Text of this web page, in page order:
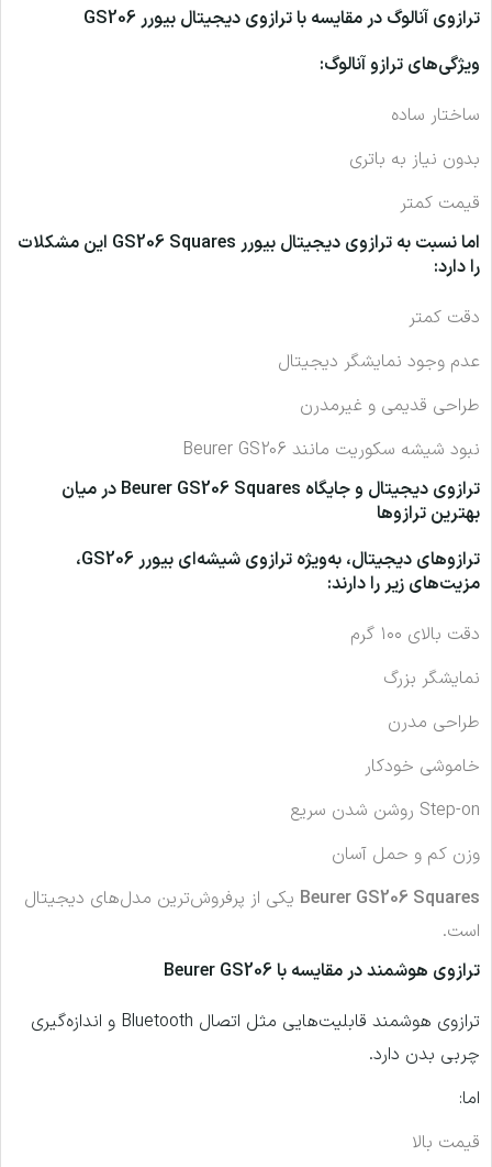
ترازوی آنالوگ در مقایسه با ترازوی دیجیتال بیورر GS206
ویژگی‌های ترازو آنالوگ:
ساختار ساده
بدون نیاز به باتری
قیمت کمتر
اما نسبت به ترازوی دیجیتال بیورر GS206 Squares
این مشکلات
را دارد:
دقت کمتر
عدم وجود نمایشگر دیجیتال
طراحی قدیمی و غیرمدرن
نبود شیشه سکوریت مانند Beurer GS206
ترازوی دیجیتال و جایگاه Beurer GS206 Squares در میان
بهترین ترازوها
ترازوهای دیجیتال، به‌ویژه ترازوی شیشه‌ای بیورر GS206
،
مزیت‌های زیر را دارند:
دقت بالای ۱۰۰ گرم
نمایشگر بزرگ
طراحی مدرن
خاموشی خودکار
Step-on روشن شدن سریع
وزن کم و حمل آسان
Beurer GS206 Squares یکی از پرفروش‌ترین مدل‌های دیجیتال
است.
ترازوی هوشمند در مقایسه با Beurer GS206
ترازوی هوشمند قابلیت‌هایی مثل اتصال Bluetooth و اندازه‌گیری
چربی بدن دارد.
اما:
قیمت بالا